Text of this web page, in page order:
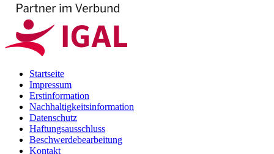
Startseite
Impressum
Erstinformation
Nachhaltigkeitsinformation
Datenschutz
Haftungsausschluss
Beschwerdebearbeitung
Kontakt